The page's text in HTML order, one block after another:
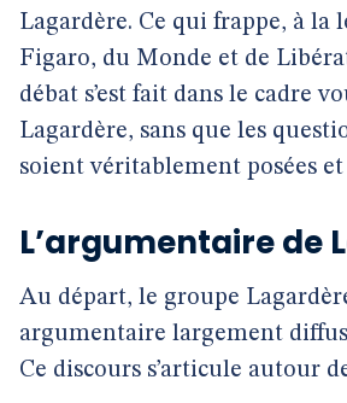
Lagardère. Ce qui frappe, à la
Figaro, du Monde et de
débat s’est fait dans le cadre
Lagardère, sans que les
soient véritablement posées et
L’argumentaire de
Au départ, le groupe
argumentaire largement
Ce discours s’articule autour